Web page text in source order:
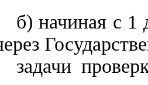
б) начиная с 1
задачи